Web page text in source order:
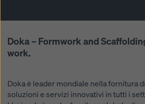
Doka – Formwork and
work.
Doka è leader mondiale nella fornitura
soluzioni e servizi innovativi in tutti i